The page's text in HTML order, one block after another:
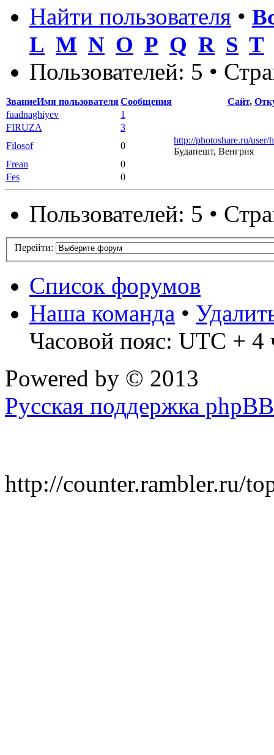
Найти пользователя •
L M N O P Q R S T
Пользователей: 5 •
ЗваниеИмя пользователяСообщения Сайт,
fuadnaghiyev
1
FIRUZA
3
Filosof
0
http://photoshare.ru/user/
Будапешт, Венгрия
Frean
0
Fes
0
Пользователей: 5 •
Перейти:
Список форумов
Наша команда •
Часовой пояс: UTC + 4
Powered by © 2013
Русская поддержка phpBB
http://counter.rambler.ru/